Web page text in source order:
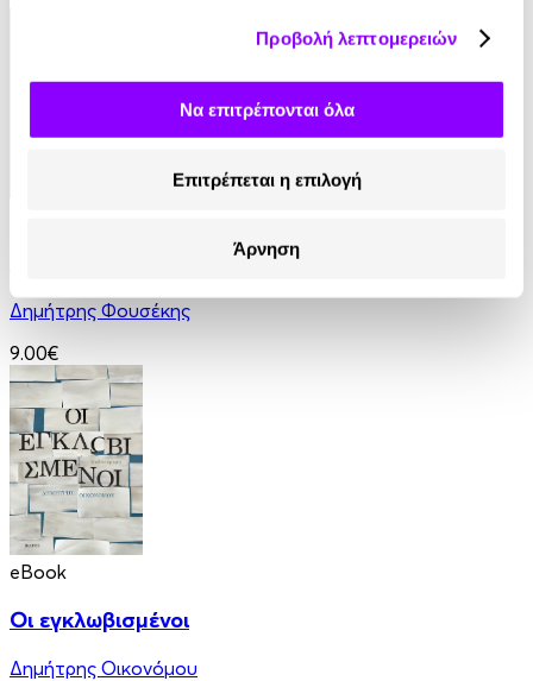
Προβολή λεπτομερειών
Να επιτρέπονται όλα
Επιτρέπεται η επιλογή
Άρνηση
Δημήτρης Φουσέκης
9.00€
eBook
Οι εγκλωβισμένοι
Δημήτρης Οικονόμου